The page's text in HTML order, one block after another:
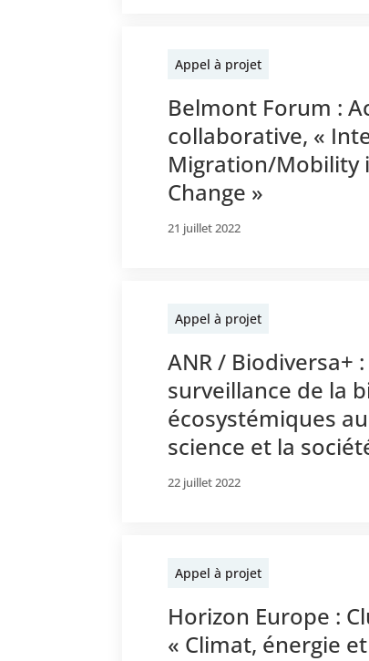
Appel à projet
Belmont Forum :
collaborative, «
Migration/Mobility
Change »
21 juillet 2022
Appel à projet
ANR / Biodiversa+
surveillance de la
écosystémiques
science et la
22 juillet 2022
Appel à projet
Horizon Europe :
« Climat, énergie